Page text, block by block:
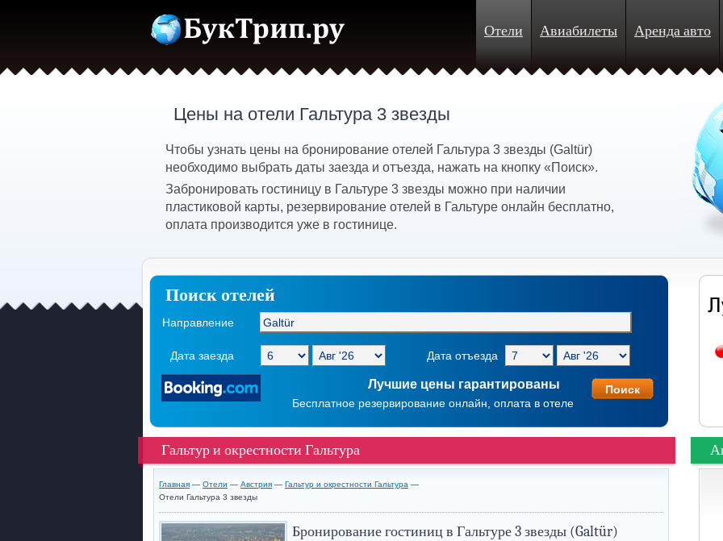
Отели Авиабилеты Аренда авто
Цены на отели Гальтура 3 звезды
Чтобы узнать цены на бронирование отелей Гальтура 3 звезды (Galtür)
необходимо выбрать даты заезда и отъезда, нажать на кнопку «Поиск».
Забронировать гостиницу в Гальтуре 3 звезды можно при наличии
пластиковой карты, резервирование отелей в Гальтуре онлайн бесплатно,
оплата производится уже в гостинице.
Поиск отелей
Направление
Дата заезда Дата отъезда
Лучшие цены гарантированы
Бесплатное резервирование онлайн, оплата в отеле
Гальтур и окрестности Гальтура
Главная — Отели — Австрия — Гальтур и окрестности Гальтура —
Отели Гальтура 3 звезды
Бронирование гостиниц в Гальтуре 3 звезды (Galtür)